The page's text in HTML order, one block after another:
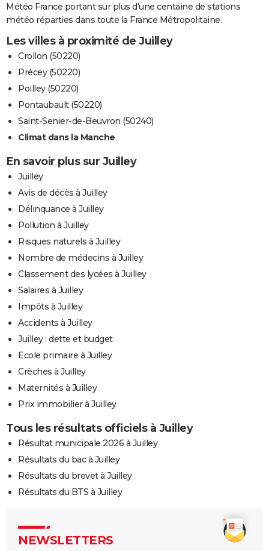
Météo France portant sur plus d'une centaine de stations
météo réparties dans toute la France Métropolitaine.
Les villes à proximité de Juilley
Crollon (50220)
Précey (50220)
Poilley (50220)
Pontaubault (50220)
Saint-Senier-de-Beuvron (50240)
Climat dans la Manche
En savoir plus sur Juilley
Juilley
Avis de décès à Juilley
Délinquance à Juilley
Pollution à Juilley
Risques naturels à Juilley
Nombre de médecins à Juilley
Classement des lycées à Juilley
Salaires à Juilley
Impôts à Juilley
Accidents à Juilley
Juilley : dette et budget
Ecole primaire à Juilley
Crèches à Juilley
Maternités à Juilley
Prix immobilier à Juilley
Tous les résultats officiels à Juilley
Résultat municipale 2026 à Juilley
Résultats du bac à Juilley
Résultats du brevet à Juilley
Résultats du BTS à Juilley
NEWSLETTERS